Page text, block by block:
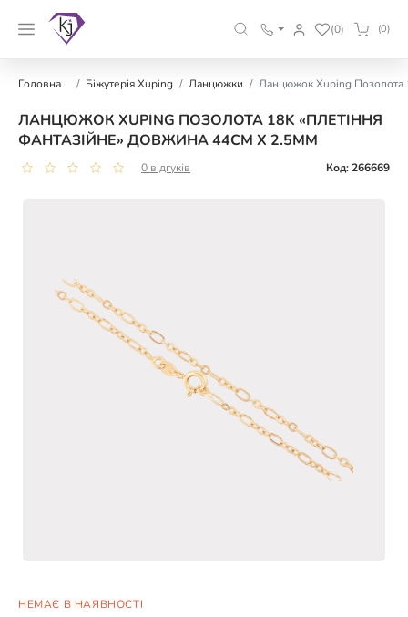
(0) (0)
Головна Біжутерія Xuping Ланцюжки Ланцюжок Xuping Позолота
ЛАНЦЮЖОК XUPING ПОЗОЛОТА 18K «ПЛЕТІННЯ
ФАНТАЗІЙНЕ» ДОВЖИНА 44СМ Х 2.5ММ
0 відгуків Код: 266669
НЕМАЄ В НАЯВНОСТІ